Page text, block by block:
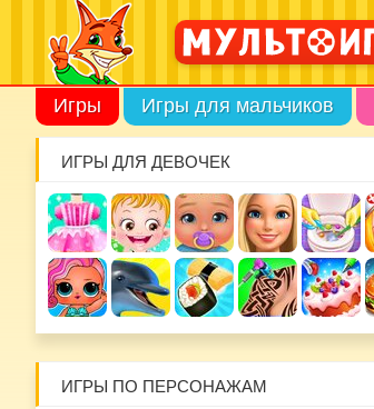
Игры Игры для мальчиков
ИГРЫ ДЛЯ ДЕВОЧЕК
ИГРЫ ПО ПЕРСОНАЖАМ